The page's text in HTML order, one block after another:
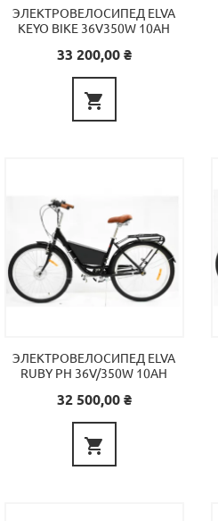
ЭЛЕКТРОВЕЛОСИПЕД ELVA
KEYO BIKE 36V350W 10AH
Цена
33 200,00 ₴

ЭЛЕКТРОВЕЛОСИПЕД ELVA
RUBY PH 36V/350W 10AH
Цена
32 500,00 ₴
